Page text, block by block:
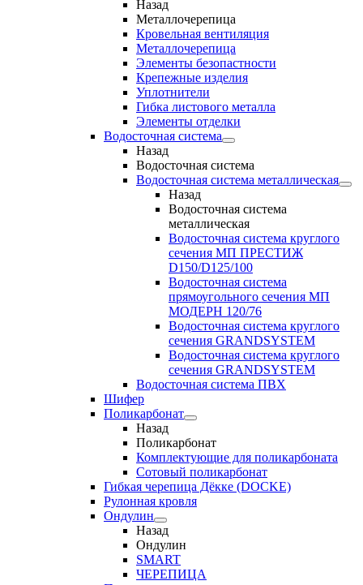
Назад
Металлочерепица
Кровельная вентиляция
Металлочерепица
Элементы безопастности
Крепежные изделия
Уплотнители
Гибка листового металла
Элементы отделки
Водосточная система
Назад
Водосточная система
Водосточная система металлическая
Назад
Водосточная система
металлическая
Водосточная система круглого
сечения МП ПРЕСТИЖ
D150/D125/100
Водосточная система
прямоугольного сечения МП
МОДЕРН 120/76
Водосточная система круглого
сечения GRANDSYSTEM
Водосточная система круглого
сечения GRANDSYSTEM
Водосточная система ПВХ
Шифер
Поликарбонат
Назад
Поликарбонат
Комплектующие для поликарбоната
Сотовый поликарбонат
Гибкая черепица Дёкке (DOCKE)
Рулонная кровля
Ондулин
Назад
Ондулин
SMART
ЧЕРЕПИЦА